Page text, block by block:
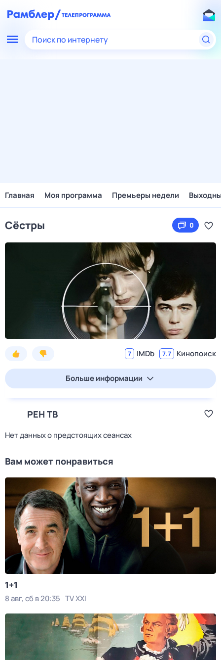
Поиск по интернету
Главная Моя программа Премьеры недели
Сёстры 0
7 IMDb 7.7 Кинопоиск
Больше информации
РЕН ТВ
Нет данных о предстоящих сеансах
Вам может понравиться
1+1
8 авг, сб в 20:35 TV XXI